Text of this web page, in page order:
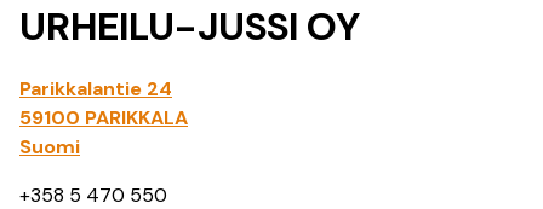
URHEILU-JUSSI OY
Parikkalantie 24
59100 PARIKKALA
Suomi
+358 5 470 550